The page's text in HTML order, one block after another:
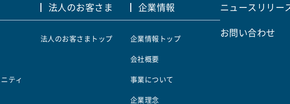
ティ
法人のお客さま
法人のお客さまトップ
企業情報
企業情報トップ
会社概要
事業について
企業理念
ニュースリリー
お問い合わせ